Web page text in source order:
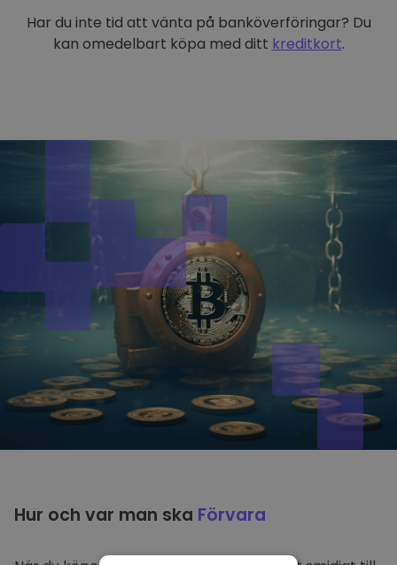
Har du inte tid att vänta på banköverföringar? Du
kan omedelbart köpa med ditt kreditkort.
Hur och var man ska Förvara